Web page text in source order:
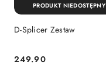
D-Splicer Zestaw
Cena:
249.90
PRODUKT NIEDOSTĘPNY